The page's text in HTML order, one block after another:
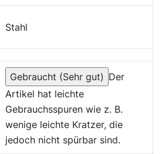
Stahl
Gebraucht (Sehr gut) Der
Artikel hat leichte
Gebrauchsspuren wie z. B.
wenige leichte Kratzer, die
jedoch nicht spürbar sind.